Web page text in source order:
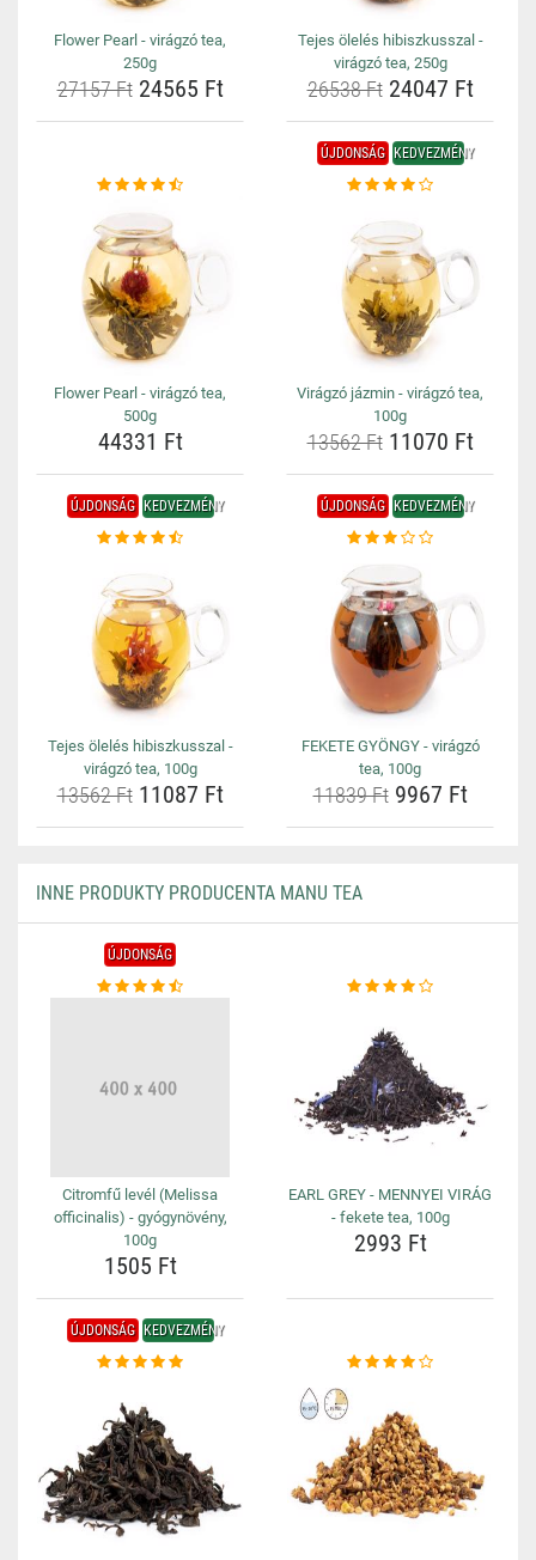
Flower Pearl - virágzó tea,
250g
27157 Ft24565 Ft
Tejes ölelés hibiszkusszal -
virágzó tea, 250g
26538 Ft24047 Ft
Flower Pearl - virágzó tea,
500g
44331 Ft
ÚJDONSÁG KEDVEZMÉNY
Virágzó jázmin - virágzó tea,
100g
13562 Ft11070 Ft
ÚJDONSÁG KEDVEZMÉNY
Tejes ölelés hibiszkusszal -
virágzó tea, 100g
13562 Ft11087 Ft
ÚJDONSÁG KEDVEZMÉNY
FEKETE GYÖNGY - virágzó
tea, 100g
11839 Ft9967 Ft
INNE PRODUKTY PRODUCENTA MANU TEA
ÚJDONSÁG
Citromfű levél (Melissa
officinalis) - gyógynövény,
100g
1505 Ft
EARL GREY - MENNYEI VIRÁG
- fekete tea, 100g
2993 Ft
ÚJDONSÁG KEDVEZMÉNY